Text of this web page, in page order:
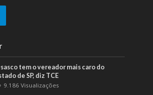
tem o vereador mais caro do
de SP, diz TCE
9.186 Visualizações